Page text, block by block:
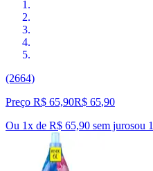
(2664)
Preço R$ 65,90R$ 65,90
Ou 1x de R$ 65,90 sem jurosou 1